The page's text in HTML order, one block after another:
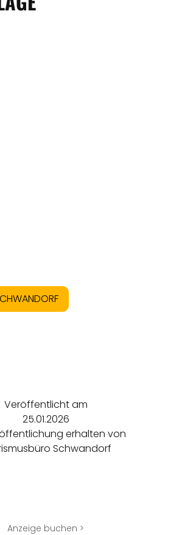
Veröffentlicht am
25.01.2026
erhalten von
Schwandorf
Anzeige buchen >